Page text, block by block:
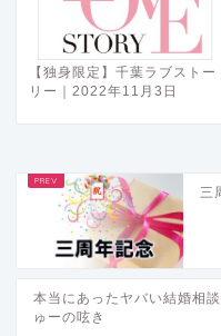
【独身限定】千葉ラブストー
リー｜2022年11月3日
三
本当にあったヤバい結婚相
ゅーの呟き